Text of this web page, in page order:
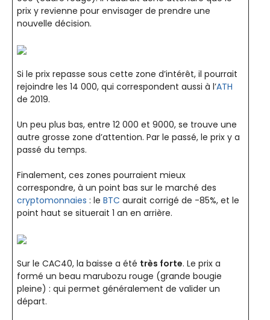
prix y revienne pour envisager de prendre une
nouvelle décision.
Si le prix repasse sous cette zone d’intérêt, il pourrait
rejoindre les 14 000, qui correspondent aussi à l’ATH
de 2019.
Un peu plus bas, entre 12 000 et 9000, se trouve une
autre grosse zone d’attention. Par le passé, le prix y a
passé du temps.
Finalement, ces zones pourraient mieux
correspondre, à un point bas sur le marché des
cryptomonnaies : le BTC aurait corrigé de -85%, et le
point haut se situerait 1 an en arrière.
Sur le CAC40, la baisse a été très forte. Le prix a
formé un beau marubozu rouge (grande bougie
pleine) : qui permet généralement de valider un
départ.